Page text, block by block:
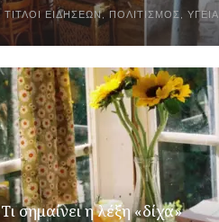
ΤΊΤΛΟΙ ΕΙΔΉΣΕΩΝ, ΠΟΛΙΤΙΣΜΌΣ,ΥΓΕΊΑ
Τι σημαίνει η λέξη «δίχα»